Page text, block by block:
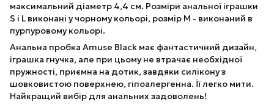
максимальний діаметр 4,4 см. Розміри анальної іграшки
S і L виконані у чорному кольорі, розмір M - виконаний в
пурпуровому кольорі.
Анальна пробка Amuse Black має фантастичний дизайн,
іграшка гнучка, але при цьому не втрачає необхідної
пружності, приємна на дотик, завдяки силікону з
шовковистою поверхнею, гіпоалергенна. Її легко мити.
Найкращий вибір для анальних задоволень!